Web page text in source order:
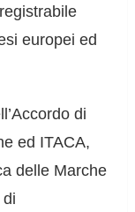
europei ed
di
ed ITACA,
delle Marche